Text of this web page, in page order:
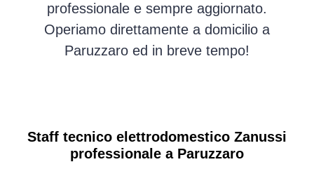
professionale e sempre aggiornato.
Operiamo direttamente a domicilio a
Paruzzaro ed in breve tempo!
Staff tecnico elettrodomestico Zanussi
professionale a Paruzzaro